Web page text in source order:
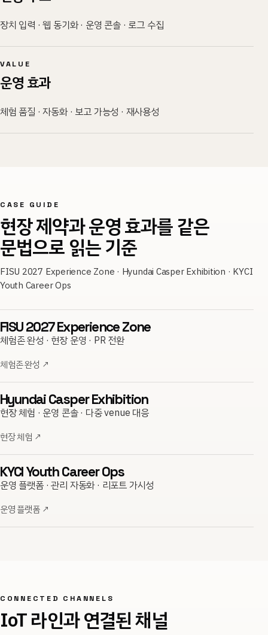
장치 입력 · 웹 동기화 · 운영 콘솔 · 로그 수집
VALUE
운영 효과
체험 품질 · 자동화 · 보고 가능성 · 재사용성
CASE GUIDE
현장 제약과 운영 효과를 같은
문법으로 읽는 기준
FISU 2027 Experience Zone · Hyundai Casper Exhibition · KYCI
Youth Career Ops
FISU 2027 Experience Zone
체험존 완성 · 현장 운영 · PR 전환
체험존 완성 ↗
Hyundai Casper Exhibition
현장 체험 · 운영 콘솔 · 다중 venue 대응
현장 체험 ↗
KYCI Youth Career Ops
운영 플랫폼 · 관리 자동화 · 리포트 가시성
운영 플랫폼↗
CONNECTED CHANNELS
IoT 라인과 연결된 채널